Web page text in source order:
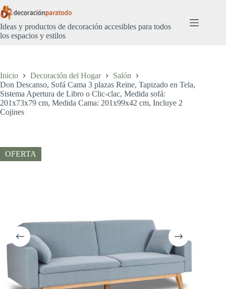
Saltar
al
contenido
Ideas y productos de decoración accesibles para todos
los espacios y estilos
Inicio Decoración del Hogar
Salón
Don Descanso, Sofá Cama 3 plazas Reine, Tapizado en Tela,
Sistema Apertura de Libro o Clic-clac, Medida sofá:
201x73x79 cm, Medida Cama: 201x99x42 cm, Incluye 2
Cojines
OFERTA